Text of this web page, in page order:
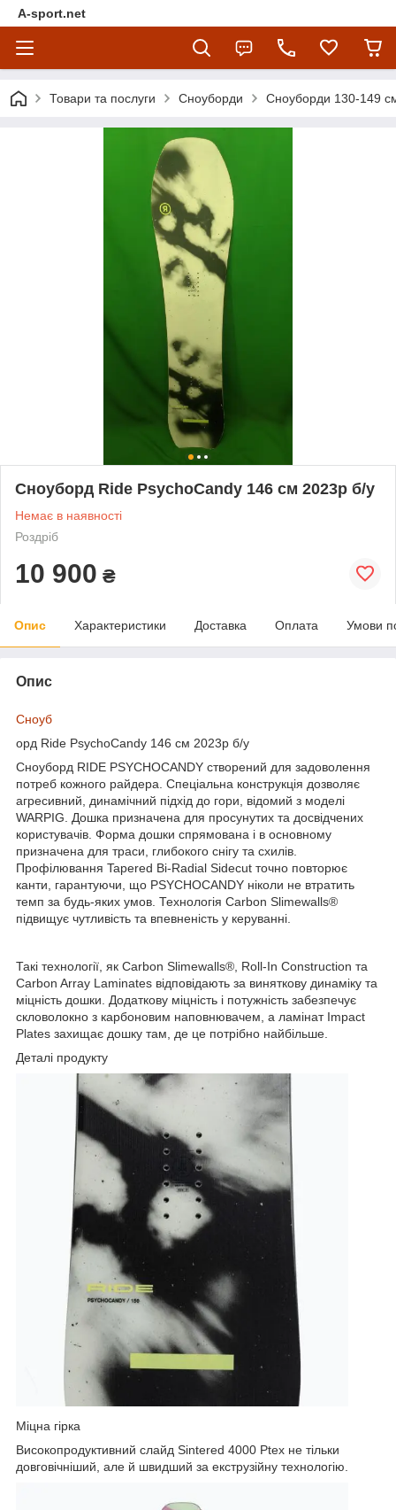
A-sport.net
Товари та послуги Сноуборди Сноуборди 130-149
Сноуборд Ride PsychoCandy 146 см 2023p б/у
Немає в наявності
Роздріб
10 900 ₴
Опис Характеристики Доставка Оплата Умови
Опис
Сноуб
орд Ride PsychoCandy 146 см 2023p б/у
Сноуборд RIDE PSYCHOCANDY створений для задоволення
потреб кожного райдера. Спеціальна конструкція дозволяє
агресивний, динамічний підхід до гори, відомий з моделі
WARPIG. Дошка призначена для просунутих та досвідчених
користувачів. Форма дошки спрямована і в основному
призначена для траси, глибокого снігу та схилів.
Профілювання Tapered Bi-Radial Sidecut точно повторює
канти, гарантуючи, що PSYCHOCANDY ніколи не втратить
темп за будь-яких умов. Технологія Carbon Slimewalls®
підвищує чутливість та впевненість у керуванні.
Такі технології, як Carbon Slimewalls®, Roll-In Construction та
Carbon Array Laminates відповідають за виняткову динаміку та
міцність дошки. Додаткову міцність і потужність забезпечує
скловолокно з карбоновим наповнювачем, а ламінат Impact
Plates захищає дошку там, де це потрібно найбільше.
Деталі продукту
Міцна гірка
Високопродуктивний слайд Sintered 4000 Ptex не тільки
довговічніший, але й швидший за екструзійну технологію.